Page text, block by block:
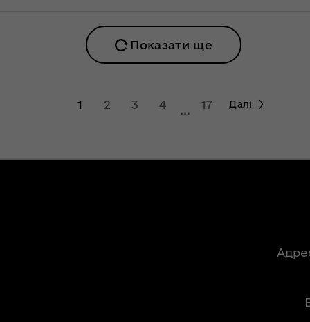
та
році найбільший
збір врожаю
розповів, як і коли
електронний
Показати ще
1 2 3 4 ... 17 Далі